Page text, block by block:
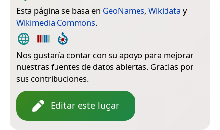
Esta página se basa en GeoNames, Wikidata y
Wikimedia Commons.
Nos gustaría contar con su apoyo para mejorar
nuestras fuentes de datos abiertas. Gracias por
sus contribuciones.
Editar este lugar